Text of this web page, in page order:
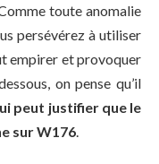
toute anomalie
persévérez à utiliser
empirer et provoquer
on pense qu’il
peut justifier que le
sur W176